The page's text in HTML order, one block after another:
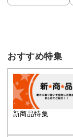
おすすめ特集
新商品特集